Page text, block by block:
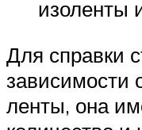
изоленты
Для справки
зависимости
ленты, она